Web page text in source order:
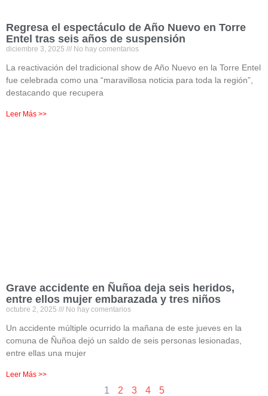
Regresa el espectáculo de Año Nuevo en Torre
Entel tras seis años de suspensión
diciembre 3, 2025 No hay comentarios
La reactivación del tradicional show de Año Nuevo en la Torre Entel
fue celebrada como una “maravillosa noticia para toda la región”,
destacando que recupera
Leer Más >>
Grave accidente en Ñuñoa deja seis heridos,
entre ellos mujer embarazada y tres niños
octubre 2, 2025 No hay comentarios
Un accidente múltiple ocurrido la mañana de este jueves en la
comuna de Ñuñoa dejó un saldo de seis personas lesionadas,
entre ellas una mujer
Leer Más >>
1 2 3 4 5